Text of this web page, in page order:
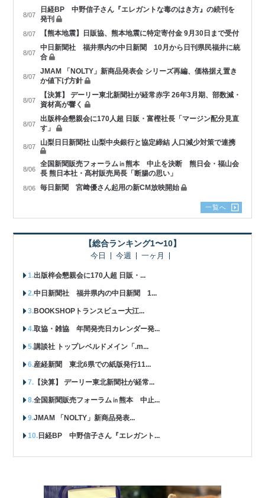
8/07
日経BP 中野信子さん『エレガントな毒のはき方』の続刊を
発刊
8/07 【熊本地震】日販協、熊本地震に特定寄付金 9月30日まで受付
8/07
中日新聞社 福井県内の中日新聞 10月から日刊県民福井に統
合
8/07
JMAM 「NOLTY」新商品発表会 シリーズ再編、価格据え置き
か値下げ方針
8/07
【決算】 デーリー東北新聞社が経常赤字 26年3月期、部数減・
資材高が響く
8/07
出版梓会懇親会に170人超 日販・富樫社長「マージン配分見直
す」
8/07 山梨日日新聞社 山梨中央銀行と協定締結 人口減少対策で連携
8/06
全国新聞販売フォーラム㏌熊本 中止を決断 熊日会・福山会
長 熊日本社・髙村販売局長「断腸の思い」
8/06 毎日新聞 宮﨑優さん起用の新CM放映開始
一覧へ
【総合ランキング1〜10】
今日 今週 一ヶ月
出版梓会懇親会に170人超 日販・...
中日新聞社 福井県内の中日新聞 1...
BOOKSHOPトランスビュー大江...
取協・雑協 年間発売日カレンダー発...
講談社 トップレベルドメイン「.m...
産経新聞 東北6県での紙版発行11...
【決算】 デーリー東北新聞社が経常...
全国新聞販売フォーラム㏌熊本 中止...
JMAM 「NOLTY」新商品発表...
日経BP 中野信子さん『エレガント...